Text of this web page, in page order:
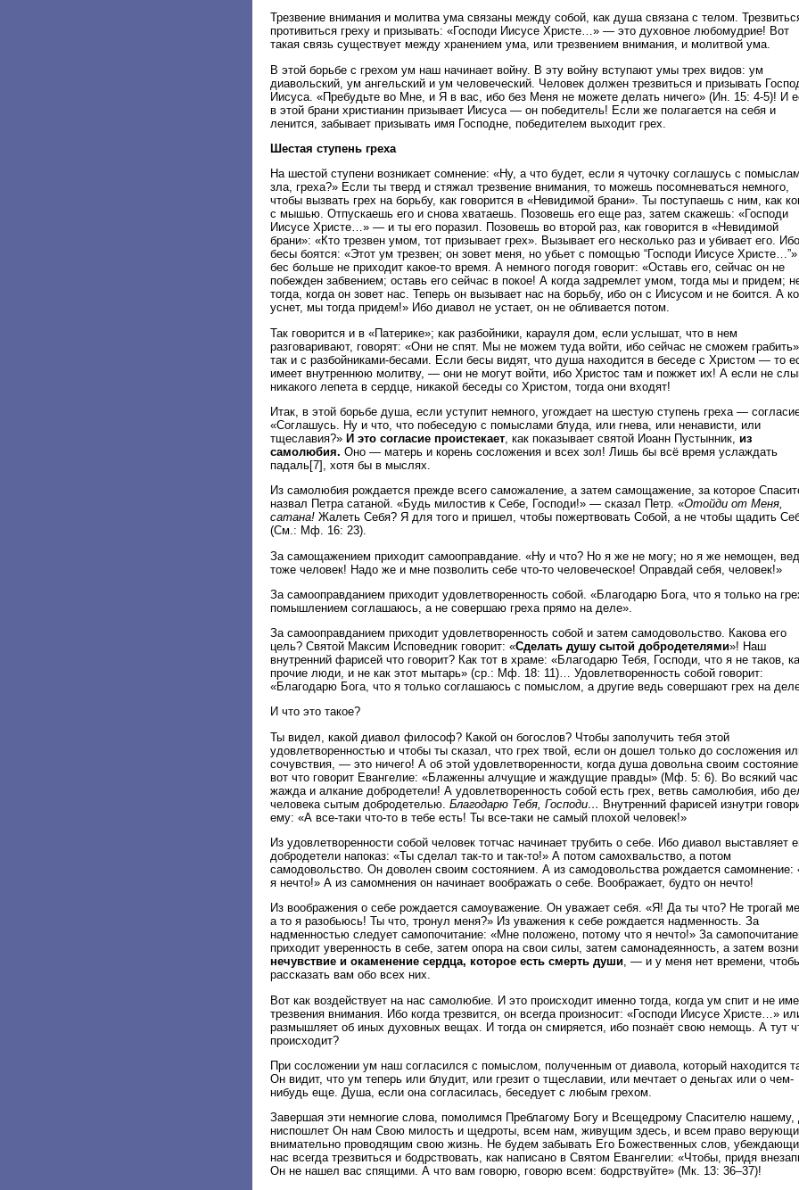
Трезвение внимания и молитва ума связаны между собой, как душа связана с телом.
противиться греху и призывать: «Господи Иисусе Христе…» — это духовное любомудрие! Вот
такая связь существует между хранением ума, или трезвением внимания, и молитвой ума.
В этой борьбе с грехом ум наш начинает войну. В эту войну вступают умы трех видов: ум
диавольский, ум ангельский и ум человеческий. Человек должен трезвиться и призывать
Иисуса. «Пребудьте во Мне, и Я в вас, ибо без Меня не можете делать ничего» (Ин. 15: 4-5)! И
в этой брани христианин призывает Иисуса — он победитель! Если же полагается на себя и
ленится, забывает призывать имя Господне, победителем выходит грех.
Шестая ступень греха
На шестой ступени возникает сомнение: «Ну, а что будет, если я чуточку соглашусь с
зла, греха?» Если ты тверд и стяжал трезвение внимания, то можешь посомневаться немного,
чтобы вызвать грех на борьбу, как говорится в «Невидимой брани». Ты поступаешь с ним, как
с мышью. Отпускаешь его и снова хватаешь. Позовешь его еще раз, затем скажешь: «Господи
Иисусе Христе…» — и ты его поразил. Позовешь во второй раз, как говорится в «Невидимой
брани»: «Кто трезвен умом, тот призывает грех». Вызывает его несколько раз и убивает его. Ибо
бесы боятся: «Этот ум трезвен; он зовет меня, но убьет с помощью “Господи Иисусе
бес больше не приходит какое-то время. А немного погодя говорит: «Оставь его, сейчас он не
побежден забвением; оставь его сейчас в покое! А когда задремлет умом, тогда мы и придем;
тогда, когда он зовет нас. Теперь он вызывает нас на борьбу, ибо он с Иисусом и не боится. А
уснет, мы тогда придем!» Ибо диавол не устает, он не обливается потом.
Так говорится и в «Патерике»; как разбойники, карауля дом, если услышат, что в нем
разговаривают, говорят: «Они не спят. Мы не можем туда войти, ибо сейчас не сможем
так и с разбойниками-бесами. Если бесы видят, что душа находится в беседе с Христом — то
имеет внутреннюю молитву, — они не могут войти, ибо Христос там и пожжет их! А если не
никакого лепета в сердце, никакой беседы со Христом, тогда они входят!
Итак, в этой борьбе душа, если уступит немного, угождает на шестую ступень греха —
«Соглашусь. Ну и что, что побеседую с помыслами блуда, или гнева, или ненависти, или
тщеславия?» И это согласие проистекает , как показывает святой Иоанн Пустынник, из
самолюбия. Оно — матерь и корень сосложения и всех зол! Лишь бы всё время услаждать
падаль[7], хотя бы в мыслях.
Из самолюбия рождается прежде всего саможаление, а затем самощажение, за которое
назвал Петра сатаной. «Будь милостив к Себе, Господи!» — сказал Петр. «Отойди от Меня,
сатана! Жалеть Себя? Я для того и пришел, чтобы пожертвовать Собой, а не чтобы щадить
(См.: Мф. 16: 23).
За самощажением приходит самооправдание. «Ну и что? Но я же не могу; но я же немощен,
тоже человек! Надо же и мне позволить себе что-то человеческое! Оправдай себя, человек!»
За самооправданием приходит удовлетворенность собой. «Благодарю Бога, что я только на
помышлением соглашаюсь, а не совершаю греха прямо на деле».
За самооправданием приходит удовлетворенность собой и затем самодовольство. Какова его
цель? Святой Максим Исповедник говорит: «Сделать душу сытой добродетелями»! Наш
внутренний фарисей что говорит? Как тот в храме: «Благодарю Тебя, Господи, что я не таков,
прочие люди, и не как этот мытарь» (ср.: Мф. 18: 11)… Удовлетворенность собой говорит:
«Благодарю Бога, что я только соглашаюсь с помыслом, а другие ведь совершают грех на
И что это такое?
Ты видел, какой диавол философ? Какой он богослов? Чтобы заполучить тебя этой
удовлетворенностью и чтобы ты сказал, что грех твой, если он дошел только до сосложения
сочувствия, — это ничего! А об этой удовлетворенности, когда душа довольна своим
вот что говорит Евангелие: «Блаженны алчущие и жаждущие правды» (Мф. 5: 6). Во всякий час
жажда и алкание добродетели! А удовлетворенность собой есть грех, ветвь самолюбия, ибо
человека сытым добродетелью. Благодарю Тебя, Господи… Внутренний фарисей изнутри
ему: «А все-таки что-то в тебе есть! Ты все-таки не самый плохой человек!»
Из удовлетворенности собой человек тотчас начинает трубить о себе. Ибо диавол выставляет
добродетели напоказ: «Ты сделал так-то и так-то!» А потом самохвальство, а потом
самодовольство. Он доволен своим состоянием. А из самодовольства рождается самомнение:
я нечто!» А из самомнения он начинает воображать о себе. Воображает, будто он нечто!
Из воображения о себе рождается самоуважение. Он уважает себя. «Я! Да ты что? Не трогай
а то я разобьюсь! Ты что, тронул меня?» Из уважения к себе рождается надменность. За
надменностью следует самопочитание: «Мне положено, потому что я нечто!» За
приходит уверенность в себе, затем опора на свои силы, затем самонадеянность, а затем
нечувствие и окаменение сердца, которое есть смерть души, — и у меня нет времени,
рассказать вам обо всех них.
Вот как воздействует на нас самолюбие. И это происходит именно тогда, когда ум спит и не
трезвения внимания. Ибо когда трезвится, он всегда произносит: «Господи Иисусе Христе…»
размышляет об иных духовных вещах. И тогда он смиряется, ибо познаёт свою немощь. А тут
происходит?
При сосложении ум наш согласился с помыслом, полученным от диавола, который находится
Он видит, что ум теперь или блудит, или грезит о тщеславии, или мечтает о деньгах или о чем-
нибудь еще. Душа, если она согласилась, беседует с любым грехом.
Завершая эти немногие слова, помолимся Преблагому Богу и Всещедрому Спасителю нашему,
ниспошлет Он нам Свою милость и щедроты, всем нам, живущим здесь, и всем право
внимательно проводящим свою жизнь. Не будем забывать Его Божественных слов,
нас всегда трезвиться и бодрствовать, как написано в Святом Евангелии: «Чтобы, придя
Он не нашел вас спящими. А что вам говорю, говорю всем: бодрствуйте» (Мк. 13: 36–37)!